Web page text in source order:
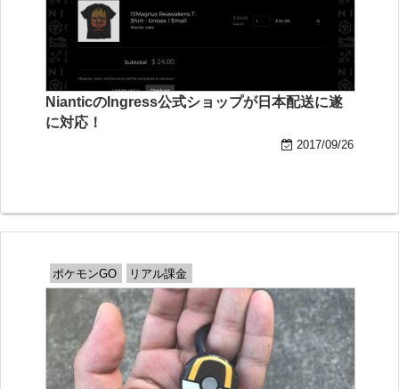
NianticのIngress公式ショップが日本配送に遂
に対応！
2017/09/26
ポケモンGO リアル課金